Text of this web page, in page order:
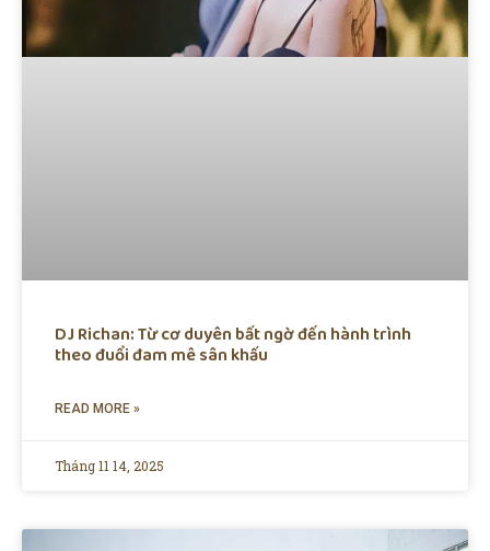
DJ Richan: Từ cơ duyên bất ngờ đến hành trình
theo đuổi đam mê sân khấu
READ MORE »
Tháng 11 14, 2025